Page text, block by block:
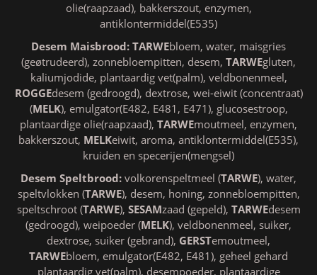
olie(raapzaad), bakkerszout, enzymen,
antiklontermiddel(E535)
Desem Maisbrood: TARWEbloem, water, maisgries
(geøtrudeerd), zonnebloempitten, desem, TARWEgluten,
kaliumjodide, plantaardig vet(palm), veldbonenmeel,
ROGGEdesem (gedroogd), dextrose, wei-eiwit (concentraat)
(MELK), emulgator(E482, E481, E471), glucosestroop,
plantaardige olie(raapzaad), TARWEmoutmeel, enzymen,
bakkerszout, MELKeiwit, aroma, antiklontermiddel(E535),
kruiden en specerijen(mengsel)
Desem Speltbrood: volkorenspeltmeel (TARWE), water,
speltvlokken (TARWE), desem, honing, zonnebloempitten,
speltschroot (TARWE), SESAMzaad (gepeld), TARWEdesem
(gedroogd), weipoeder (MELK), veldbonenmeel, suiker,
dextrose, suiker (gebrand), GERSTemoutmeel,
TARWEbloem, emulgator(E482, E481), geheel gehard
plantaardig vet(palm), desempoeder, plantaardige